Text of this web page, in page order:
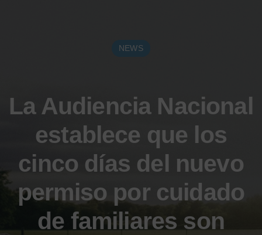
NEWS
La Audiencia Nacional
establece que los
cinco días del nuevo
permiso por cuidado
de familiares son